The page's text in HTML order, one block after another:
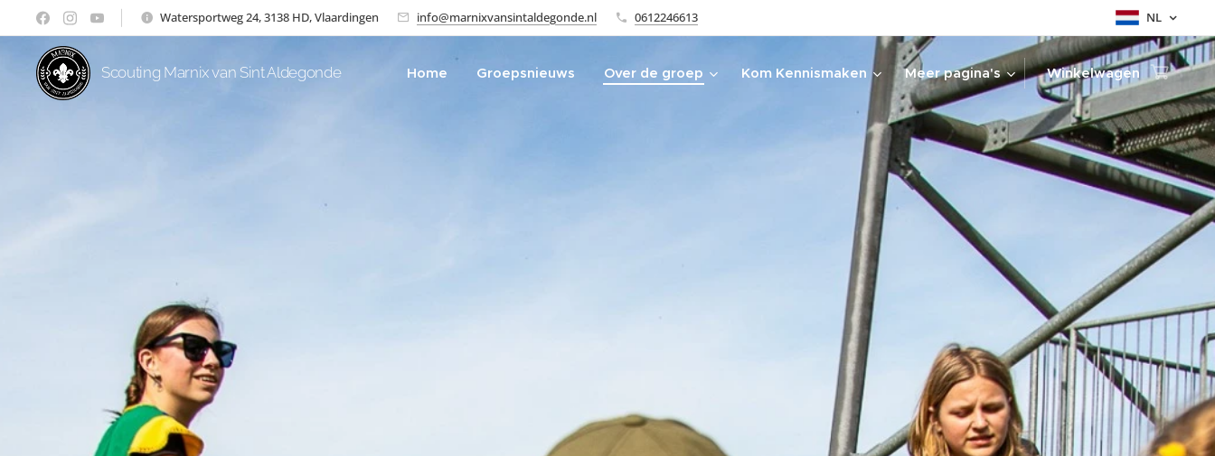
Watersportweg 24, 3138 HD, Vlaardingen info@marnixvansintaldegonde.nl 0612246613 NL
Scouting Marnix van Sint Aldegonde Home Groepsnieuws Over de groep Kom Kennismaken Meer pagina's Winkelwagen